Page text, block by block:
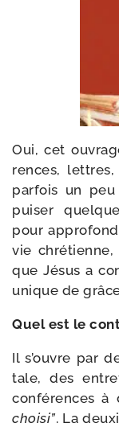
Oui, cet
rences,
par­fois un peu
pui­ser
pour
vie
que Jésus a
unique de
Quel est le
Il s’ouvre par
tale, des
confé­rences à
choi­si”. La